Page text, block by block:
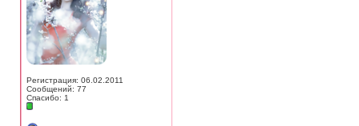
Регистрация: 06.02.2011
Сообщений: 77
Спасибо: 1